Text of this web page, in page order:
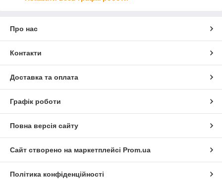
Про нас
Контакти
Доставка та оплата
Графік роботи
Повна версія сайту
Сайт створено на маркетплейсі Prom.ua
Політика конфіденційності